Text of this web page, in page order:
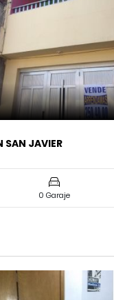
SAN JAVIER
0 Garaje